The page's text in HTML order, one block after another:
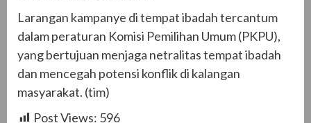
Larangan kampanye di tempat ibadah tercantum
dalam peraturan Komisi Pemilihan Umum (PKPU),
yang bertujuan menjaga netralitas tempat ibadah
dan mencegah potensi konflik di kalangan
masyarakat. (tim)
Post Views: 596